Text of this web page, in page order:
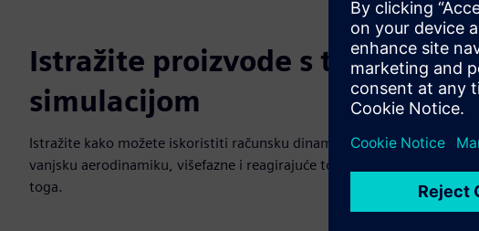
Istražite proizvode s
simulacijom
Istražite kako možete iskoristiti računsku dinamiku fluida i računsku
vanjsku aerodinamiku, višefazne i reagirajuće tokove, hlađenje
toga.